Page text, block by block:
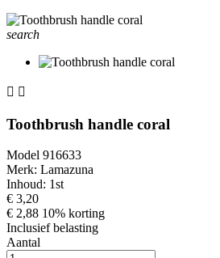
search
 
Toothbrush handle coral
Model 916633
Merk: Lamazuna
Inhoud: 1st
€ 3,20
€ 2,88 10% korting
Inclusief belasting
Aantal